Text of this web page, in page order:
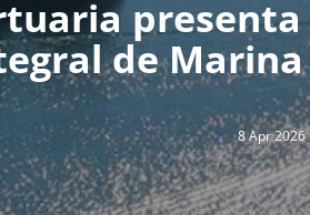
de
8 Apr 2026